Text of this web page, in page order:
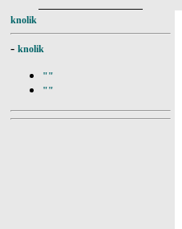
knolik
- knolik
""
""